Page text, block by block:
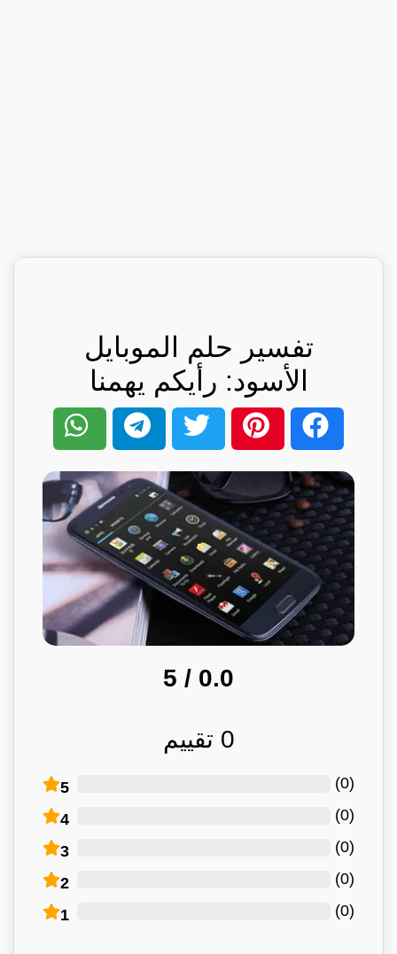
تفسير حلم الموبايل
الأسود: رأيكم يهمنا
0.0
/ 5
0 تقييم
5 (
0
)
4 (
0
)
3 (
0
)
2 (
0
)
1 (
0
)